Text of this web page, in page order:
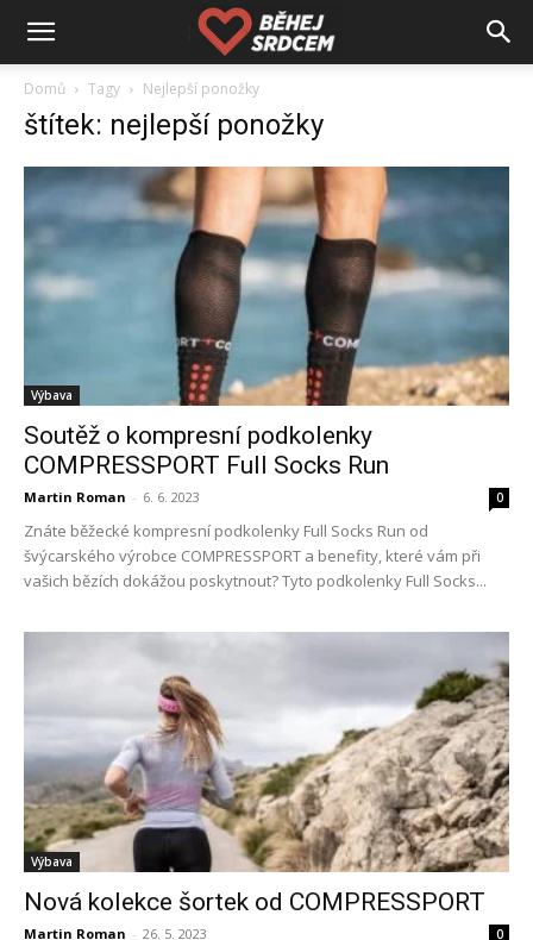
Domů Tagy Nejlepší ponožky
štítek: nejlepší ponožky
Výbava
Soutěž o kompresní podkolenky
COMPRESSPORT Full Socks Run
Martin Roman - 6. 6. 2023 0
Znáte běžecké kompresní podkolenky Full Socks Run od
švýcarského výrobce COMPRESSPORT a benefity, které vám při
vašich bězích dokážou poskytnout? Tyto podkolenky Full Socks...
Výbava
Nová kolekce šortek od COMPRESSPORT
Martin Roman - 26. 5. 2023 0